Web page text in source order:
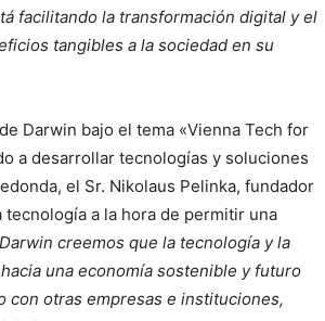
facilitando la transformación digital y el
tangibles a la sociedad en su
Darwin bajo el tema «Vienna Tech for
a desarrollar tecnologías y soluciones
el Sr. Nikolaus Pelinka, fundador
a la hora de permitir una
creemos que la tecnología y la
una economía sostenible y futuro
con otras empresas e instituciones,